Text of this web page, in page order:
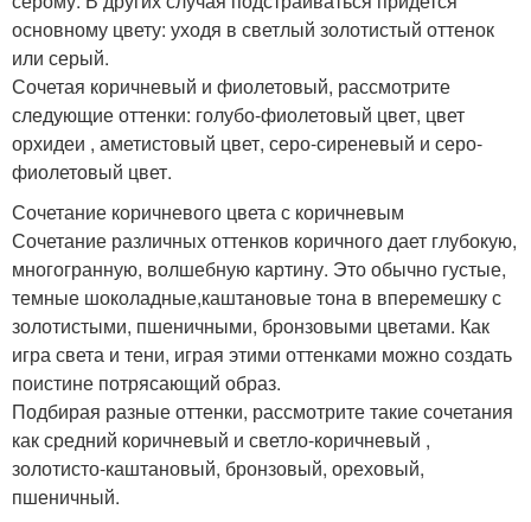
основному цвету: уходя в светлый золотистый оттенок
или серый.
Сочетая коричневый и фиолетовый, рассмотрите
следующие оттенки: голубо-фиолетовый цвет, цвет
орхидеи , аметистовый цвет, серо-сиреневый и серо-
фиолетовый цвет.
Сочетание коричневого цвета с коричневым
Сочетание различных оттенков коричного дает глубокую,
многогранную, волшебную картину. Это обычно густые,
темные шоколадные,каштановые тона в вперемешку с
золотистыми, пшеничными, бронзовыми цветами. Как
игра света и тени, играя этими оттенками можно создать
поистине потрясающий образ.
Подбирая разные оттенки, рассмотрите такие сочетания
как средний коричневый и светло-коричневый ,
золотисто-каштановый, бронзовый, ореховый,
пшеничный.